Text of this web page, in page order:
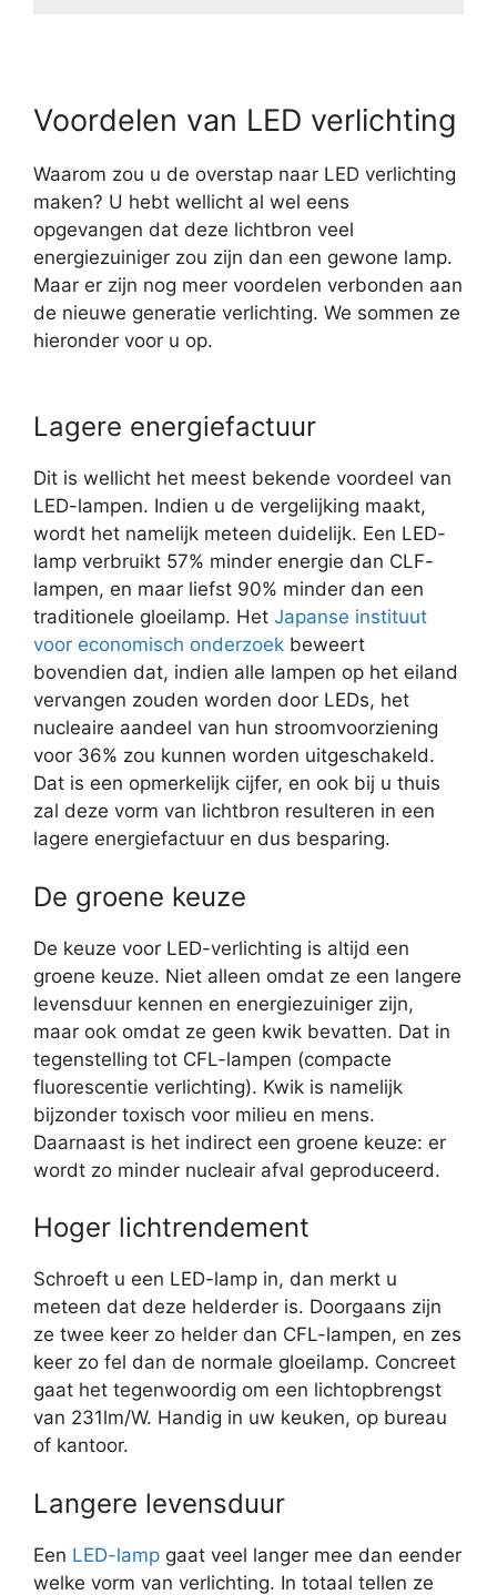
Voordelen van LED verlichting
Waarom zou u de overstap naar LED verlichting
maken? U hebt wellicht al wel eens
opgevangen dat deze lichtbron veel
energiezuiniger zou zijn dan een gewone lamp.
Maar er zijn nog meer voordelen verbonden aan
de nieuwe generatie verlichting. We sommen ze
hieronder voor u op.
Lagere energiefactuur
Dit is wellicht het meest bekende voordeel van
LED-lampen. Indien u de vergelijking maakt,
wordt het namelijk meteen duidelijk. Een LED-
lamp verbruikt 57% minder energie dan CLF-
lampen, en maar liefst 90% minder dan een
traditionele gloeilamp. Het Japanse instituut
voor economisch onderzoek beweert
bovendien dat, indien alle lampen op het eiland
vervangen zouden worden door LEDs, het
nucleaire aandeel van hun stroomvoorziening
voor 36% zou kunnen worden uitgeschakeld.
Dat is een opmerkelijk cijfer, en ook bij u thuis
zal deze vorm van lichtbron resulteren in een
lagere energiefactuur en dus besparing.
De groene keuze
De keuze voor LED-verlichting is altijd een
groene keuze. Niet alleen omdat ze een langere
levensduur kennen en energiezuiniger zijn,
maar ook omdat ze geen kwik bevatten. Dat in
tegenstelling tot CFL-lampen (compacte
fluorescentie verlichting). Kwik is namelijk
bijzonder toxisch voor milieu en mens.
Daarnaast is het indirect een groene keuze: er
wordt zo minder nucleair afval geproduceerd.
Hoger lichtrendement
Schroeft u een LED-lamp in, dan merkt u
meteen dat deze helderder is. Doorgaans zijn
ze twee keer zo helder dan CFL-lampen, en zes
keer zo fel dan de normale gloeilamp. Concreet
gaat het tegenwoordig om een lichtopbrengst
van 231lm/W. Handig in uw keuken, op bureau
of kantoor.
Langere levensduur
Een LED-lamp gaat veel langer mee dan eender
welke vorm van verlichting. In totaal tellen ze